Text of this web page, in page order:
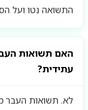
התשואה נטו ועל
האם תשואות
עתידית?
לא. תשואות העבר